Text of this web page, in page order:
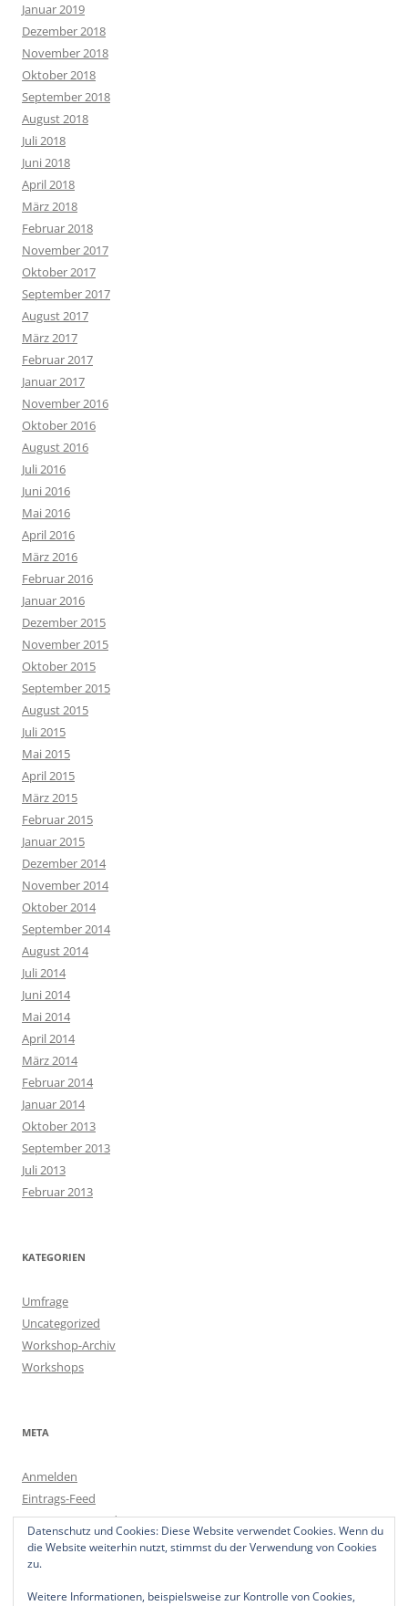
Januar 2019
Dezember 2018
November 2018
Oktober 2018
September 2018
August 2018
Juli 2018
Juni 2018
April 2018
März 2018
Februar 2018
November 2017
Oktober 2017
September 2017
August 2017
März 2017
Februar 2017
Januar 2017
November 2016
Oktober 2016
August 2016
Juli 2016
Juni 2016
Mai 2016
April 2016
März 2016
Februar 2016
Januar 2016
Dezember 2015
November 2015
Oktober 2015
September 2015
August 2015
Juli 2015
Mai 2015
April 2015
März 2015
Februar 2015
Januar 2015
Dezember 2014
November 2014
Oktober 2014
September 2014
August 2014
Juli 2014
Juni 2014
Mai 2014
April 2014
März 2014
Februar 2014
Januar 2014
Oktober 2013
September 2013
Juli 2013
Februar 2013
KATEGORIEN
Umfrage
Uncategorized
Workshop-Archiv
Workshops
META
Anmelden
Eintrags-Feed
Kommentar-Feed
WordPress.org
Datenschutz und Cookies: Diese Website verwendet Cookies. Wenn du
die Website weiterhin nutzt, stimmst du der Verwendung von Cookies
zu.
Weitere Informationen, beispielsweise zur Kontrolle von Cookies,